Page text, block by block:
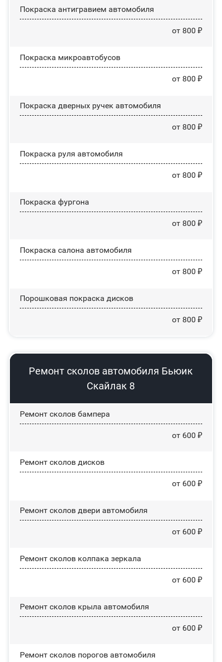
Покраска антигравием автомобиля
от 800 ₽
Покраска микроавтобусов
от 800 ₽
Покраска дверных ручек автомобиля
от 800 ₽
Покраска руля автомобиля
от 800 ₽
Покраска фургона
от 800 ₽
Покраска салона автомобиля
от 800 ₽
Порошковая покраска дисков
от 800 ₽
Ремонт сколов автомобиля Бьюик
Скайлак 8
Ремонт сколов бампера
от 600 ₽
Ремонт сколов дисков
от 600 ₽
Ремонт сколов двери автомобиля
от 600 ₽
Ремонт сколов колпака зеркала
от 600 ₽
Ремонт сколов крыла автомобиля
от 600 ₽
Ремонт сколов порогов автомобиля